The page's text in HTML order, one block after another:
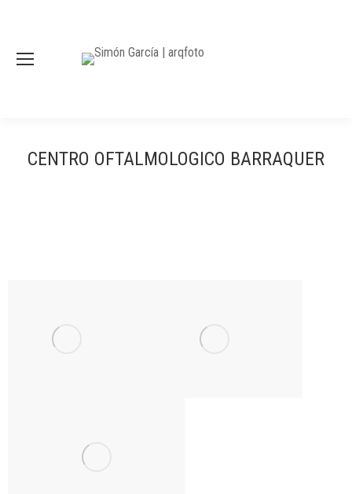
CENTRO OFTALMOLOGICO BARRAQUER